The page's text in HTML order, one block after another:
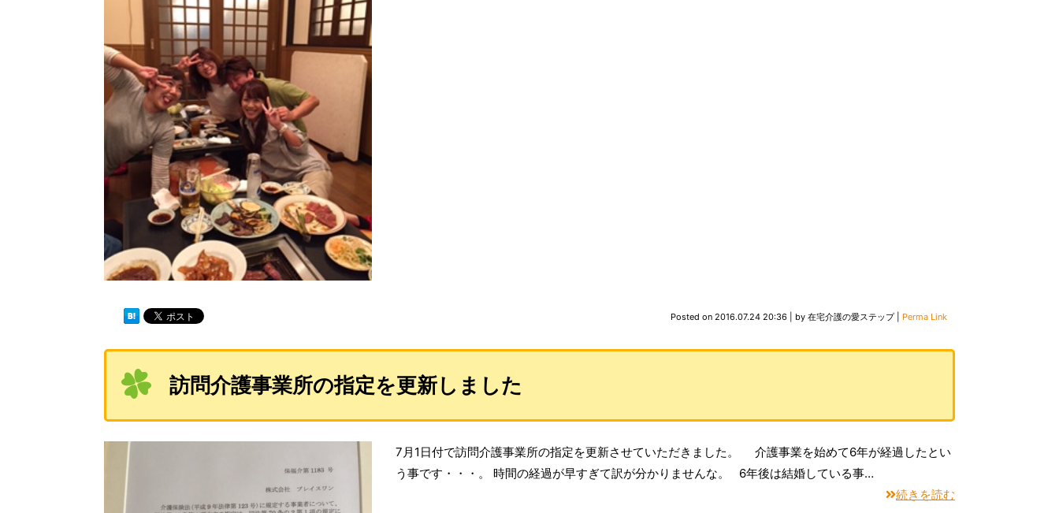
Posted on 2016.07.24 20:36| by 在宅介護の愛ステップ| Perma Link
訪問介護事業所の指定を更新しました
7月1日付で訪問介護事業所の指定を更新させていただきました。 介護事業を始めて6年が経過したとい
う事です・・・。 時間の経過が早すぎて訳が分かりませんな。 6年後は結婚している事…
続きを読む